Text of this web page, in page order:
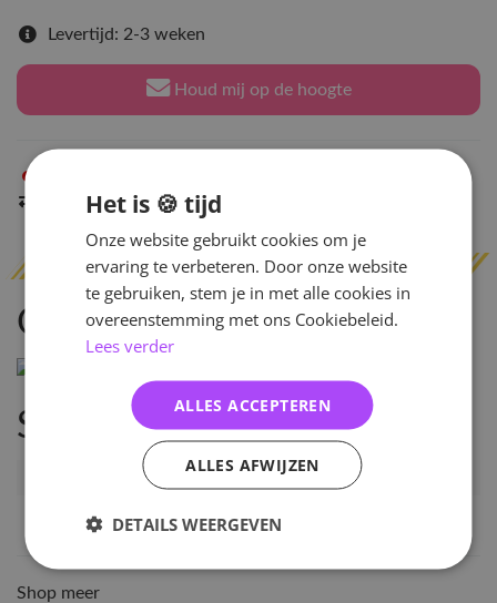
Levertijd: 2-3 weken
Houd mij op de hoogte
Indien op voorraadbinnen 2 werkdagen
Omschrijving
Specificaties
Artikelnummer
53085
EAN nummer
Shop meer
Het is 🍪 tijd
Onze website gebruikt cookies om je
ervaring te verbeteren. Door onze website
te gebruiken, stem je in met alle cookies in
overeenstemming met ons Cookiebeleid.
Lees verder
ALLES ACCEPTEREN
ALLES AFWIJZEN
DETAILS WEERGEVEN